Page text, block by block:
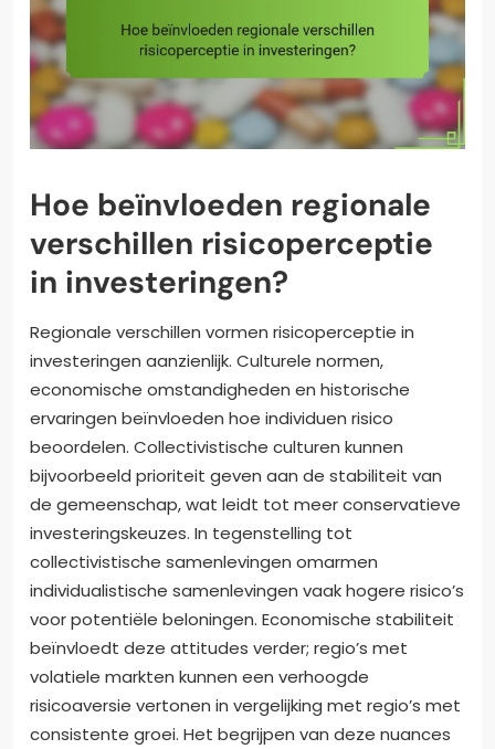
Hoe beïnvloeden regionale
verschillen risicoperceptie
in investeringen?
Regionale verschillen vormen risicoperceptie in
investeringen aanzienlijk. Culturele normen,
economische omstandigheden en historische
ervaringen beïnvloeden hoe individuen risico
beoordelen. Collectivistische culturen kunnen
bijvoorbeeld prioriteit geven aan de stabiliteit van
de gemeenschap, wat leidt tot meer conservatieve
investeringskeuzes. In tegenstelling tot
collectivistische samenlevingen omarmen
individualistische samenlevingen vaak hogere risico’s
voor potentiële beloningen. Economische stabiliteit
beïnvloedt deze attitudes verder; regio’s met
volatiele markten kunnen een verhoogde
risicoaversie vertonen in vergelijking met regio’s met
consistente groei. Het begrijpen van deze nuances